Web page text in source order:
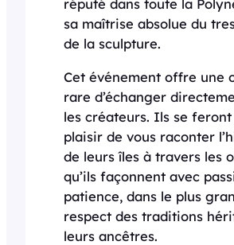
réputé dans toute la
sa maîtrise absolue du
de la sculpture.
Cet événement offre une
rare d’échanger
les créateurs. Ils se feront
plaisir de vous raconter
de leurs îles à travers les
qu’ils façonnent avec
patience, dans le plus
respect des traditions
leurs ancêtres.